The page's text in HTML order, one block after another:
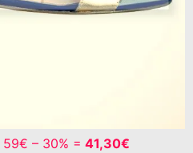
59€ – 30% = 41,30€